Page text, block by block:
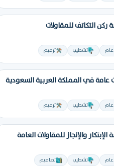
التكاتف للمقاولات
عام تشطيب ترميم
عامة في المملكة العربية السعودية
عام تشطيب ترميم
والإنجاز للمقاولات العامة
عام تشطيب تصاميم